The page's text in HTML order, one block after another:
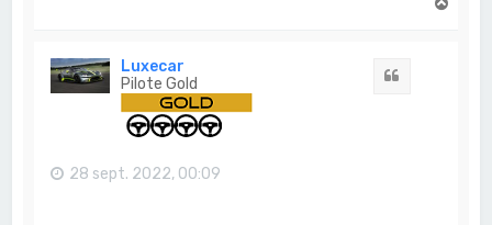
Luxecar
Pilote Gold
28 sept. 2022, 00:09